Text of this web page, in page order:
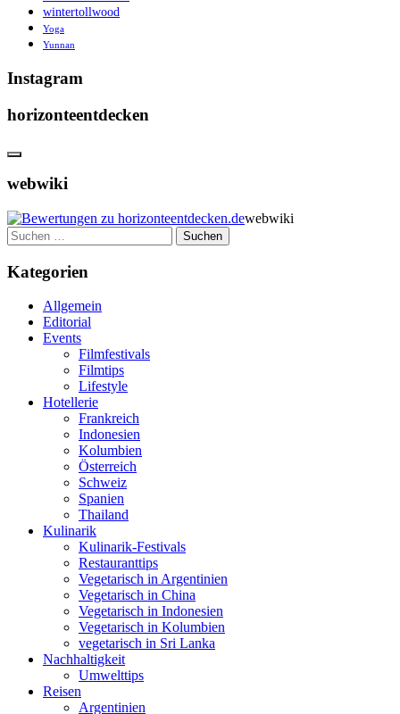
wintertollwood
Yoga
Yunnan
Instagram
horizonteentdecken
webwiki
webwiki
Suchen
nach:
Kategorien
Allgemein
Editorial
Events
Filmfestivals
Filmtips
Lifestyle
Hotellerie
Frankreich
Indonesien
Kolumbien
Österreich
Schweiz
Spanien
Thailand
Kulinarik
Kulinarik-Festivals
Restauranttips
Vegetarisch in Argentinien
Vegetarisch in China
Vegetarisch in Indonesien
Vegetarisch in Kolumbien
vegetarisch in Sri Lanka
Nachhaltigkeit
Umwelttips
Reisen
Argentinien